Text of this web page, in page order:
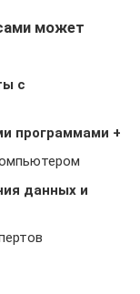
может
с
программами +
данных и